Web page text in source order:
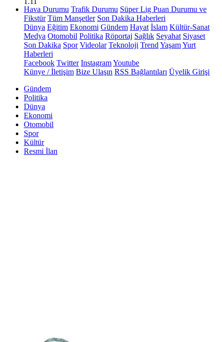
Hava Durumu Trafik Durumu Süper Lig Puan Durumu ve
Fikstür Tüm Manşetler Son Dakika Haberleri
Dünya Eğitim Ekonomi Gündem Hayat İslam Kültür-Sanat
Medya Otomobil Politika Röportaj Sağlık Seyahat Siyaset
Son Dakika Spor Videolar Teknoloji Trend YaşamYurt
Haberleri
Facebook Twitter InstagramYoutube
Künye / İletişim Bize Ulaşın RSS Bağlantıları Üyelik Girişi
Gündem
Politika
Dünya
Ekonomi
Otomobil
Spor
Kültür
Resmi İlan